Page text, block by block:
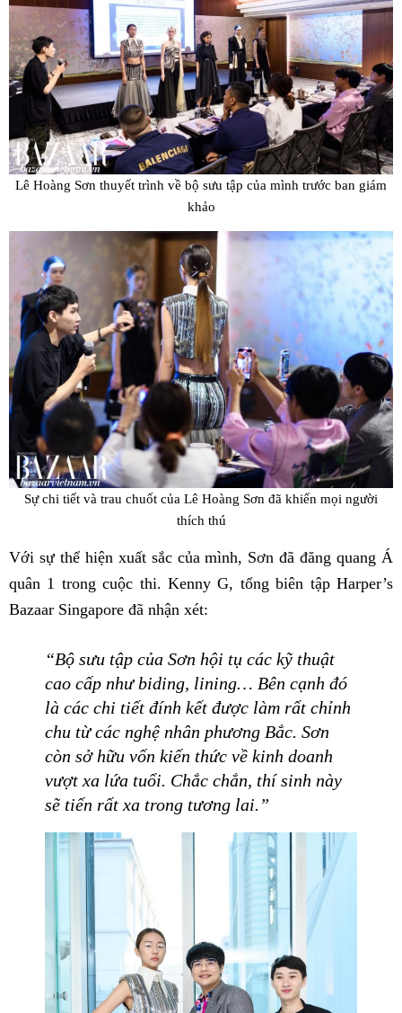
Lê Hoàng Sơn thuyết trình về bộ sưu tập của mình trước ban giám
khảo
Sự chi tiết và trau chuốt của Lê Hoàng Sơn đã khiến mọi người
thích thú
Với sự thể hiện xuất sắc của mình, Sơn đã đăng quang Á
quân 1 trong cuộc thi. Kenny G, tổng biên tập Harper’s
Bazaar Singapore đã nhận xét:
“Bộ sưu tập của Sơn hội tụ các kỹ thuật
cao cấp như biding, lining… Bên cạnh đó
là các chi tiết đính kết được làm rất chỉnh
chu từ các nghệ nhân phương Bắc. Sơn
còn sở hữu vốn kiến thức về kinh doanh
vượt xa lứa tuổi. Chắc chắn, thí sinh này
sẽ tiến rất xa trong tương lai.”